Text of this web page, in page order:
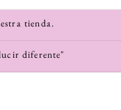
tienda.
diferente"